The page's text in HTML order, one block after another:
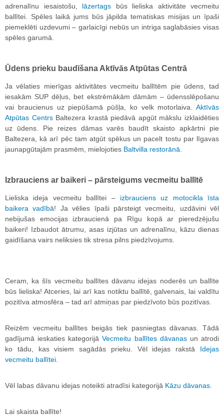
adrenalīnu iesaistošu, lāzertags būs lieliska aktivitāte vecmeitu
ballītei. Spēles laikā jums būs jāpilda tematiskas misijas un īpaši
piemeklēti uzdevumi – garlaicīgi nebūs un intriga saglabāsies visas
spēles garumā.
Ūdens prieku baudīšana Aktīvās Atpūtas Centrā
Ja vēlaties mierīgas aktivitātes vecmeitu ballītēm pie ūdens, tad
iesakām SUP dēļus, bet ekstrēmākām dāmām – ūdensslēpošanu
vai braucienus uz piepūšamā pūšļa, ko velk motorlaiva. Aktīvās
Atpūtas CentrsBaltezera krastā piedāvā apgūt mākslu izklaidēties
uz ūdens. Pie reizes dāmas varēs baudīt skaisto apkārtni pie
Baltezera, kā arī pēc tam atgūt spēkus un pacelt tostu par līgavas
jaunapgūtajām prasmēm, mielojoties Baltvilla restorānā
Izbrauciens ar baikeri – pārsteigums vecmeitu ballītē
Lieliska ideja vecmeitu ballītei – izbrauciens uz motocikla īsta
baikera vadībā! Ja vēlies īpaši pārsteigt vecmeitu, uzdāvini vēl
nebijušas emocijas izbraucienā pa Rīgu kopā ar pieredzējušu
baikeri! Izbaudot ātrumu, asas izjūtas un adrenalīnu, kāzu dienas
gaidīšana vairs neliksies tik stresa pilns piedzīvojums.
Ceram, ka šīs vecmeitu ballītes dāvanu idejas noderēs un ballīte
būs lieliska! Atceries, lai arī kas notiktu ballītē, galvenais, lai valdītu
pozitīva atmosfēra – tad arī atmiņas par piedzīvoto būs pozitīvas.
Reizēm vecmeitu ballītes beigās tiek pasniegtas dāvanas. Tādā
gadījumā ieskaties kategorijāVecmeitu ballītes dāvanasun atrodi
ko tādu, kas visiem sagādās prieku. Vēl idejas rakstā Idejas
vecmeitu ballītei
Vēl labas dāvanu idejas noteikti atradīsi kategorijā Kāzu dāvanas
Lai skaista ballīte!